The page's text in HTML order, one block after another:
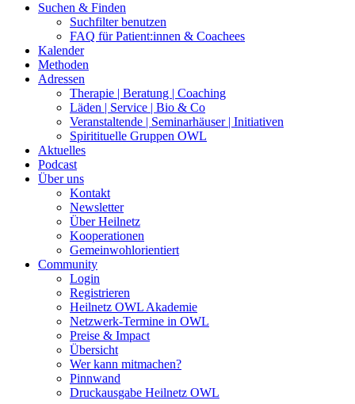
Suchen & Finden
Suchfilter benutzen
FAQ für Patient:innen & Coachees
Kalender
Methoden
Adressen
Therapie | Beratung | Coaching
Läden | Service | Bio & Co
Veranstaltende | Seminarhäuser | Initiativen
Spiritituelle Gruppen OWL
Aktuelles
Podcast
Über uns
Kontakt
Newsletter
Über Heilnetz
Kooperationen
Gemeinwohlorientiert
Community
Login
Registrieren
Heilnetz OWL Akademie
Netzwerk-Termine in OWL
Preise & Impact
Übersicht
Wer kann mitmachen?
Pinnwand
Druckausgabe Heilnetz OWL